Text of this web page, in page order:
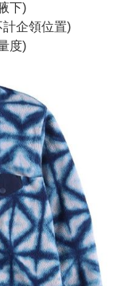
下)
企領位置)
度)